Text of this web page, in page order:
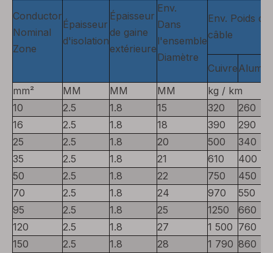
Conductor
Nominal
Zone
Épaisseur
d'isolation
Épaisseur
de gaine
extérieure
Env.
Dans
l'ensemble
Diamètre
Env. Poids du
câble
Cuivre
mm²
MM MM MM
kg / km
10
2.5 1.8 15 320
260
16
2.5 1.8 18 390
290
25
2.5 1.8 20 500
340
35
2.5 1.8 21 610
400
50
2.5 1.8 22 750
450
70
2.5 1.8 24 970
550
95
2.5 1.8 25 1250
660
120
2.5 1.8 27 1 500 760
150
2.5 1.8 28 1 790 860